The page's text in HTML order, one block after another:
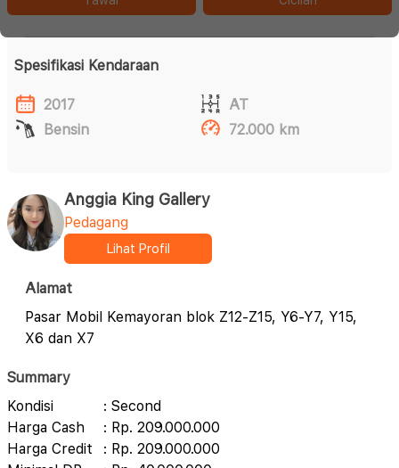
Spesifikasi Kendaraan
2017
AT
Bensin
72.000 km
Anggia King Gallery
Pedagang
Lihat Profil
Alamat
Pasar Mobil Kemayoran blok Z12-Z15, Y6-Y7, Y15,
X6 dan X7
Summary
Kondisi
: Second
Harga Cash
: Rp. 209.000.000
Harga Credit
: Rp. 209.000.000